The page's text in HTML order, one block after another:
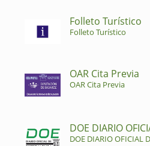
Folleto Turístico
Folleto Turístico
OAR Cita Previa
OAR Cita Previa
DOE DIARIO
DOE DIARIO OFICIAL